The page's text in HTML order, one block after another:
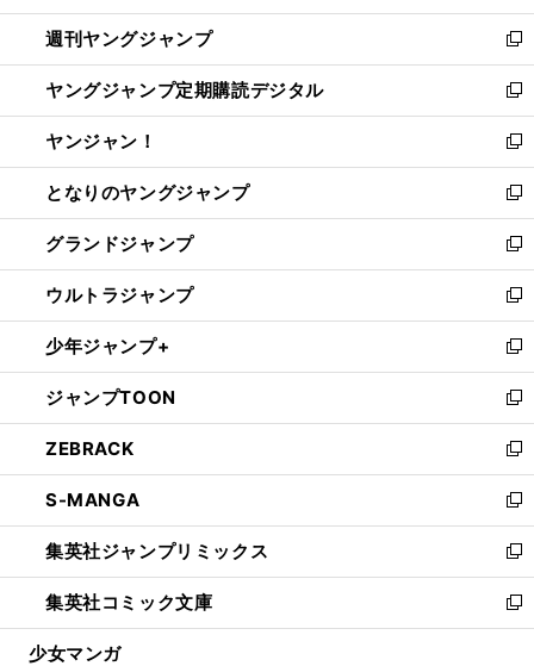
開
く
ウ
で
開
く
ン
ド
ウ
で
開
く
ウ
ィ
ン
ド
ウ
で
開
く
週刊ヤングジャンプ
新
し
い
ウ
ィ
ン
ド
ウ
で
開
く
ヤングジャンプ定期購読デジタル
新
し
い
ウ
ィ
ン
ド
ウ
で
開
く
ヤンジャン！
新
し
い
ウ
ィ
ン
ド
ウ
で
開
く
となりのヤングジャンプ
新
し
い
ウ
ィ
ン
ド
ウ
で
開
く
グランドジャンプ
新
し
い
ウ
ィ
ン
ド
ウ
で
開
く
ウルトラジャンプ
新
し
い
ウ
ィ
ン
ド
ウ
で
開
く
少年ジャンプ+
新
し
い
ウ
ィ
ン
ド
ウ
で
開
く
ジャンプTOON
新
し
い
ウ
ィ
ン
ド
ウ
で
開
ZEBRACK
新
し
い
ウ
ィ
ン
ド
ウ
S-MANGA
新
し
い
ウ
ィ
ン
集英社ジャンプリミックス
新
し
い
ウ
集英社コミック文庫
新
し
少女マンガ